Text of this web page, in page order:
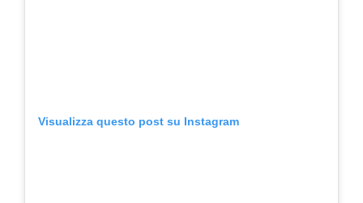
Visualizza questo post su Instagram